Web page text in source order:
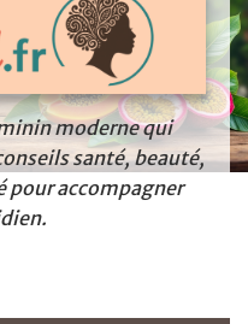
moderne qui
santé, beauté,
pour accompagner